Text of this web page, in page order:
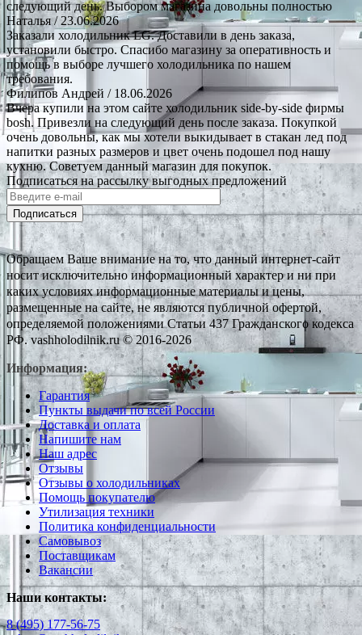
следующий день. Выбором магазина довольны полностью
Наталья/ 23.06.2026
Заказали холодильник LG. Доставили в день заказа,
установили быстро. Спасибо магазину за оперативность и
помощь в выборе лучшего холодильника по нашем
требования.
Филипов Андрей / 18.06.2026
Вчера купили на этом сайте холодильник side-by-side фирмы
bosh. Привезли на следующий день после заказа. Покупкой
очень довольны, как мы хотели выкидывает в стакан лед под
напитки разных размеров и цвет очень подошел под нашу
кухню. Советуем данный магазин для покупок.
Подписаться на рассылку выгодных предложений
Подписаться
Обращаем Ваше внимание на то, что данный интернет-сайт
носит исключительно информационный характер и ни при
каких условиях информационные материалы и цены,
размещенные на сайте, не являются публичной офертой,
определяемой положениями Статьи 437 Гражданского кодекса
РФ. vashholodilnik.ru © 2016-2026
Информация:
Гарантия
Пункты выдачи по всей России
Доставка и оплата
Напишите нам
Наш адрес
Отзывы
Отзывы о холодильниках
Помощь покупателю
Утилизация техники
Политика конфиденциальности
Самовывоз
Поставщикам
Вакансии
Наши контакты:
8 (495) 177-56-75